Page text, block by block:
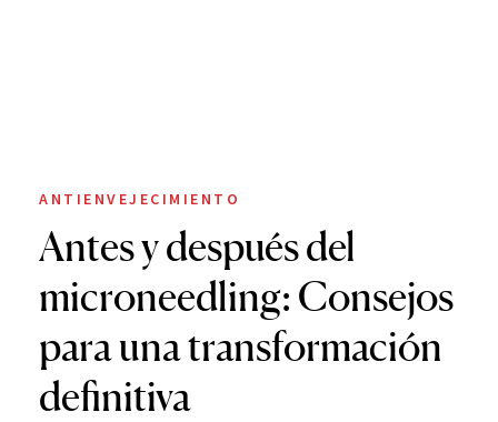
ANTIENVEJECIMIENTO
Antes y después del
microneedling: Consejos
para una transformación
definitiva